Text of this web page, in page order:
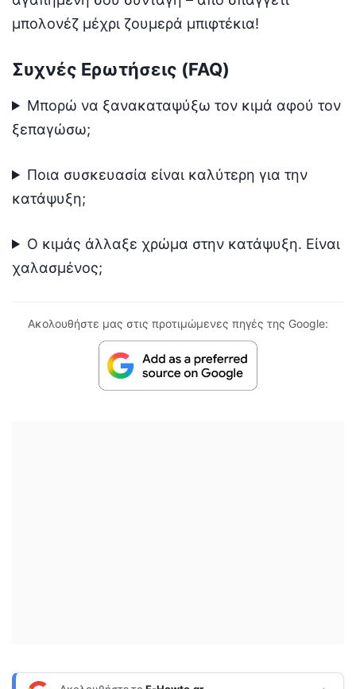
μπολονέζ μέχρι ζουμερά μπιφτέκια!
Συχνές Ερωτήσεις (FAQ)
Μπορώ να ξανακαταψύξω τον κιμά αφού τον
ξεπαγώσω;
Ποια συσκευασία είναι καλύτερη για την
κατάψυξη;
Ο κιμάς άλλαξε χρώμα στην κατάψυξη. Είναι
χαλασμένος;
Ακολουθήστε μας στις προτιμώμενες πηγές της Google: